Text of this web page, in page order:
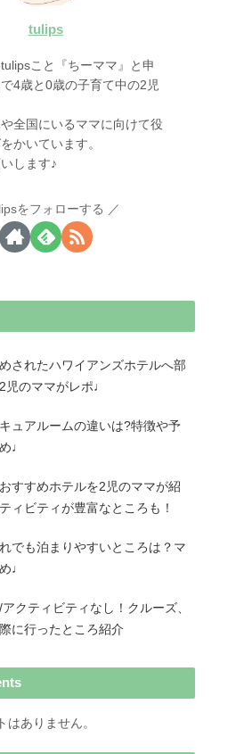
tulips
こと『ちーママ』と申
4歳と0歳の子育て中の2児
全国にいるママに向けて役
かいています。
します♪
をフォローする
されたハワイアンズホテルへ部
児のママがレポ♩
ュアルームの違いは?特徴や予
♩
すすめホテルを2児のママが紹
ィビティが豊富なところも！
でも泊まりやすいところは？マ
♩
クティビティなし！クルーズ、
に行ったところ紹介
はありません。